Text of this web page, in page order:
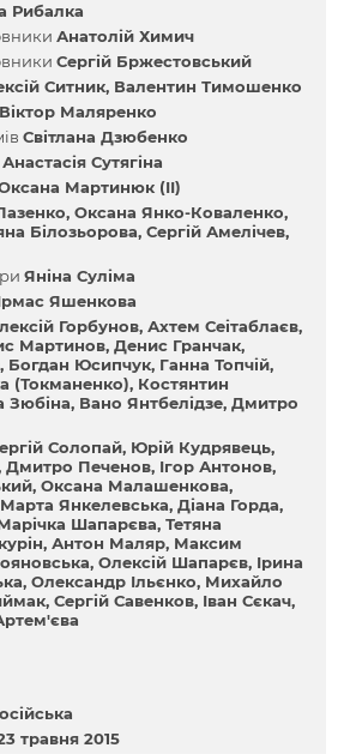
Рибалка
Анатолій Химич
Сергій Бржестовський
Ситник Валентин Тимошенко
Віктор Маляренко
Світлана Дзюбенко
Анастасія Сутягіна
Мартинюк (ІІ)
Оксана Янко-Коваленко
Білозьорова Сергій Амелічев
Яніна Суліма
Яшенкова
Горбунов Ахтем Сеітаблаєв
Мартинов Денис Гранчак
Богдан Юсипчук Ганна Топчій
(Токманенко) Костянтин
Зюбіна Вано Янтбелідзе Дмитро
Солопай Юрій Кудрявець
Дмитро Печенов Ігор Антонов
Оксана Малашенкова
Марта Янкелевська Діана Горда
Шапарєва Тетяна
Антон Маляр Максим
Олексій Шапарєв Ірина
Олександр Ільєнко Михайло
Сергій Савенков Іван Сєкач
травня 2015